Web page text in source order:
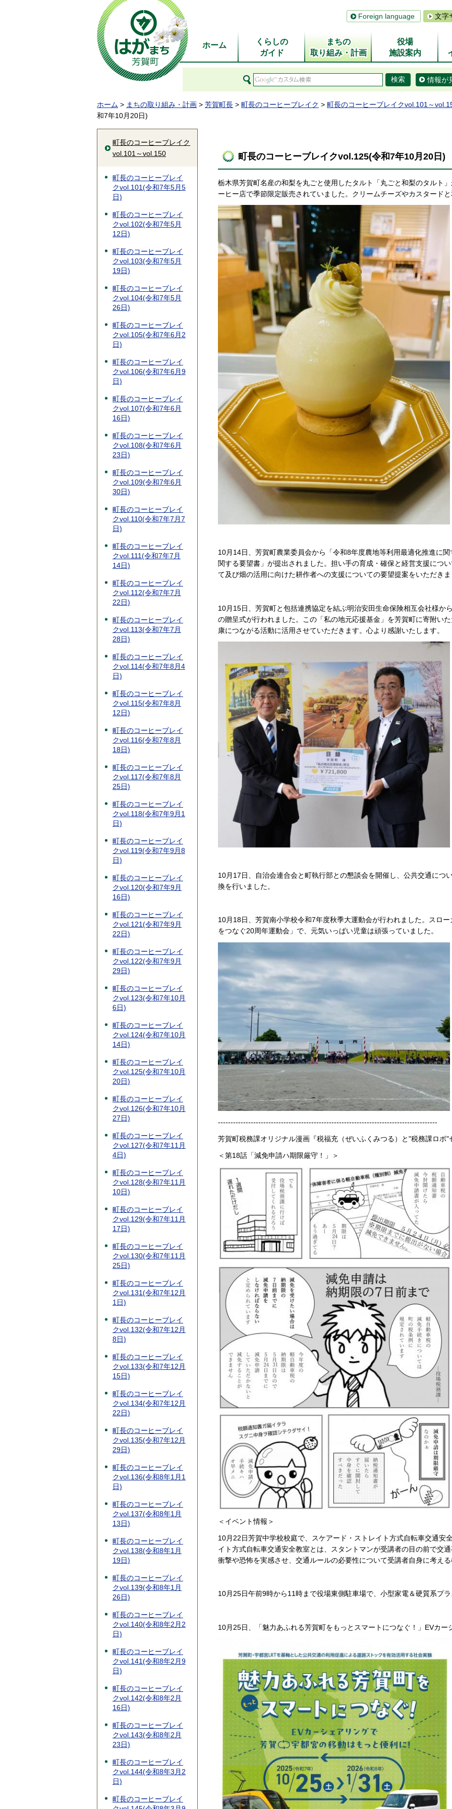
Foreign language 文字
ホーム
くらしの
ガイド
まちの
取り組み・計画
役場
施設案内
情報が
ホーム > まちの取り組み・計画 > 芳賀町長 > 町長のコーヒーブレイク > 町長のコーヒーブレイクvol.101～
和7年10月20日)
町長のコーヒーブレイク
vol.101～vol.150
町長のコーヒーブレイ
クvol.101(令和7年5月5
日)
町長のコーヒーブレイ
クvol.102(令和7年5月
12日)
町長のコーヒーブレイ
クvol.103(令和7年5月
19日)
町長のコーヒーブレイ
クvol.104(令和7年5月
26日)
町長のコーヒーブレイ
クvol.105(令和7年6月2
日)
町長のコーヒーブレイ
クvol.106(令和7年6月9
日)
町長のコーヒーブレイ
クvol.107(令和7年6月
16日)
町長のコーヒーブレイ
クvol.108(令和7年6月
23日)
町長のコーヒーブレイ
クvol.109(令和7年6月
30日)
町長のコーヒーブレイ
クvol.110(令和7年7月7
日)
町長のコーヒーブレイ
クvol.111(令和7年7月
14日)
町長のコーヒーブレイ
クvol.112(令和7年7月
22日)
町長のコーヒーブレイ
クvol.113(令和7年7月
28日)
町長のコーヒーブレイ
クvol.114(令和7年8月4
日)
町長のコーヒーブレイ
クvol.115(令和7年8月
12日)
町長のコーヒーブレイ
クvol.116(令和7年8月
18日)
町長のコーヒーブレイ
クvol.117(令和7年8月
25日)
町長のコーヒーブレイ
クvol.118(令和7年9月1
日)
町長のコーヒーブレイ
クvol.119(令和7年9月8
日)
町長のコーヒーブレイ
クvol.120(令和7年9月
16日)
町長のコーヒーブレイ
クvol.121(令和7年9月
22日)
町長のコーヒーブレイ
クvol.122(令和7年9月
29日)
町長のコーヒーブレイ
クvol.123(令和7年10月
6日)
町長のコーヒーブレイ
クvol.124(令和7年10月
14日)
町長のコーヒーブレイ
クvol.125(令和7年10月
20日)
町長のコーヒーブレイ
クvol.126(令和7年10月
27日)
町長のコーヒーブレイ
クvol.127(令和7年11月
4日)
町長のコーヒーブレイ
クvol.128(令和7年11月
10日)
町長のコーヒーブレイ
クvol.129(令和7年11月
17日)
町長のコーヒーブレイ
クvol.130(令和7年11月
25日)
町長のコーヒーブレイ
クvol.131(令和7年12月
1日)
町長のコーヒーブレイ
クvol.132(令和7年12月
8日)
町長のコーヒーブレイ
クvol.133(令和7年12月
15日)
町長のコーヒーブレイ
クvol.134(令和7年12月
22日)
町長のコーヒーブレイ
クvol.135(令和7年12月
29日)
町長のコーヒーブレイ
クvol.136(令和8年1月1
日)
町長のコーヒーブレイ
クvol.137(令和8年1月
13日)
町長のコーヒーブレイ
クvol.138(令和8年1月
19日)
町長のコーヒーブレイ
クvol.139(令和8年1月
26日)
町長のコーヒーブレイ
クvol.140(令和8年2月2
日)
町長のコーヒーブレイ
クvol.141(令和8年2月9
日)
町長のコーヒーブレイ
クvol.142(令和8年2月
16日)
町長のコーヒーブレイ
クvol.143(令和8年2月
23日)
町長のコーヒーブレイ
クvol.144(令和8年3月2
日)
町長のコーヒーブレイ
町長のコーヒーブレイクvol.125(令和7年10月20日)
栃木県芳賀町名産の和梨を丸ごと使用したタルト「丸ごと和梨のタルト
ーヒー店で季節限定販売されていました。クリームチーズやカスタード
10月14日、芳賀町農業委員会から「令和8年度農地等利用最適化推進に
関する要望書」が提出されました。担い手の育成・確保と経営支援につ
て及び畑の活用に向けた耕作者への支援についての要望提案をいただき
10月15日、芳賀町と包括連携協定を結ぶ明治安田生命保険相互会社様か
の贈呈式が行われました。この「私の地元応援基金」を芳賀町に寄附い
康につながる活動に活用させていただきます。心より感謝いたします。
10月17日、自治会連合会と町執行部との懇談会を開催し、公共交通につ
換を行いました。
10月18日、芳賀南小学校令和7年度秋季大運動会が行われました。スロ
をつなぐ20周年運動会」で、元気いっぱい児童は頑張っていました。
---------------------------------------------------------------------------------------
芳賀町税務課オリジナル漫画『税福充（ぜいふくみつる）と"税務課ロボ"
＜第18話「減免申請ハ期限厳守！」＞
＜イベント情報＞
10月22日芳賀中学校校庭で、スケアード・ストレイト方式自転車交通安
イト方式自転車交通安全教室とは、スタントマンが受講者の目の前で交
衝撃や恐怖を実感させ、交通ルールの必要性について受講者自身に考え
10月25日午前9時から11時まで役場東側駐車場で、小型家電＆硬質系プ
10月25日、「魅力あふれる芳賀町をもっとスマートにつなぐ！」EVカー